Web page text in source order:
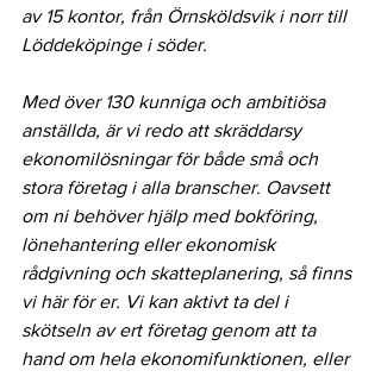
av 15 kontor, från Örnsköldsvik i norr till
Löddeköpinge i söder.
Med över 130 kunniga och ambitiösa
anställda, är vi redo att skräddarsy
ekonomilösningar för både små och
stora företag i alla branscher. Oavsett
om ni behöver hjälp med bokföring,
lönehantering eller ekonomisk
rådgivning och skatteplanering, så finns
vi här för er. Vi kan aktivt ta del i
skötseln av ert företag genom att ta
hand om hela ekonomifunktionen, eller